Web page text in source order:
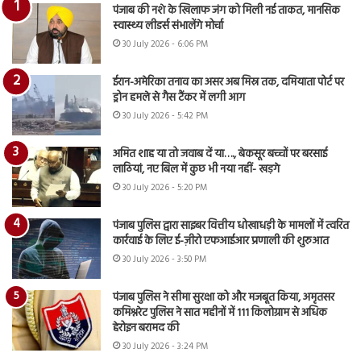
पंजाब की नशे के खिलाफ जंग को मिली नई ताकत, मानसिक
स्वास्थ्य लीडर्स संभालेंगे मोर्चा
30 July 2026 - 6:06 PM
ईरान-अमेरिका तनाव का असर अब मिस्र तक, दमियाता पोर्ट पर
ड्रोन हमले से गैस टैंकर में लगी आग
30 July 2026 - 5:42 PM
अमित शाह या तो जवाब दें या…., बेकसूर बच्चों पर बरसाई
लाठियां, नए बिल में कुछ भी नया नहीं- खड़गे
30 July 2026 - 5:20 PM
पंजाब पुलिस द्वारा साइबर वित्तीय धोखाधड़ी के मामलों में त्वरित
कार्रवाई के लिए ई-ज़ीरो एफआईआर प्रणाली की शुरुआत
30 July 2026 - 3:50 PM
पंजाब पुलिस ने सीमा सुरक्षा को और मजबूत किया, अमृतसर
कमिश्नरेट पुलिस ने सात महीनों में 111 किलोग्राम से अधिक
हेरोइन बरामद की
30 July 2026 - 3:24 PM